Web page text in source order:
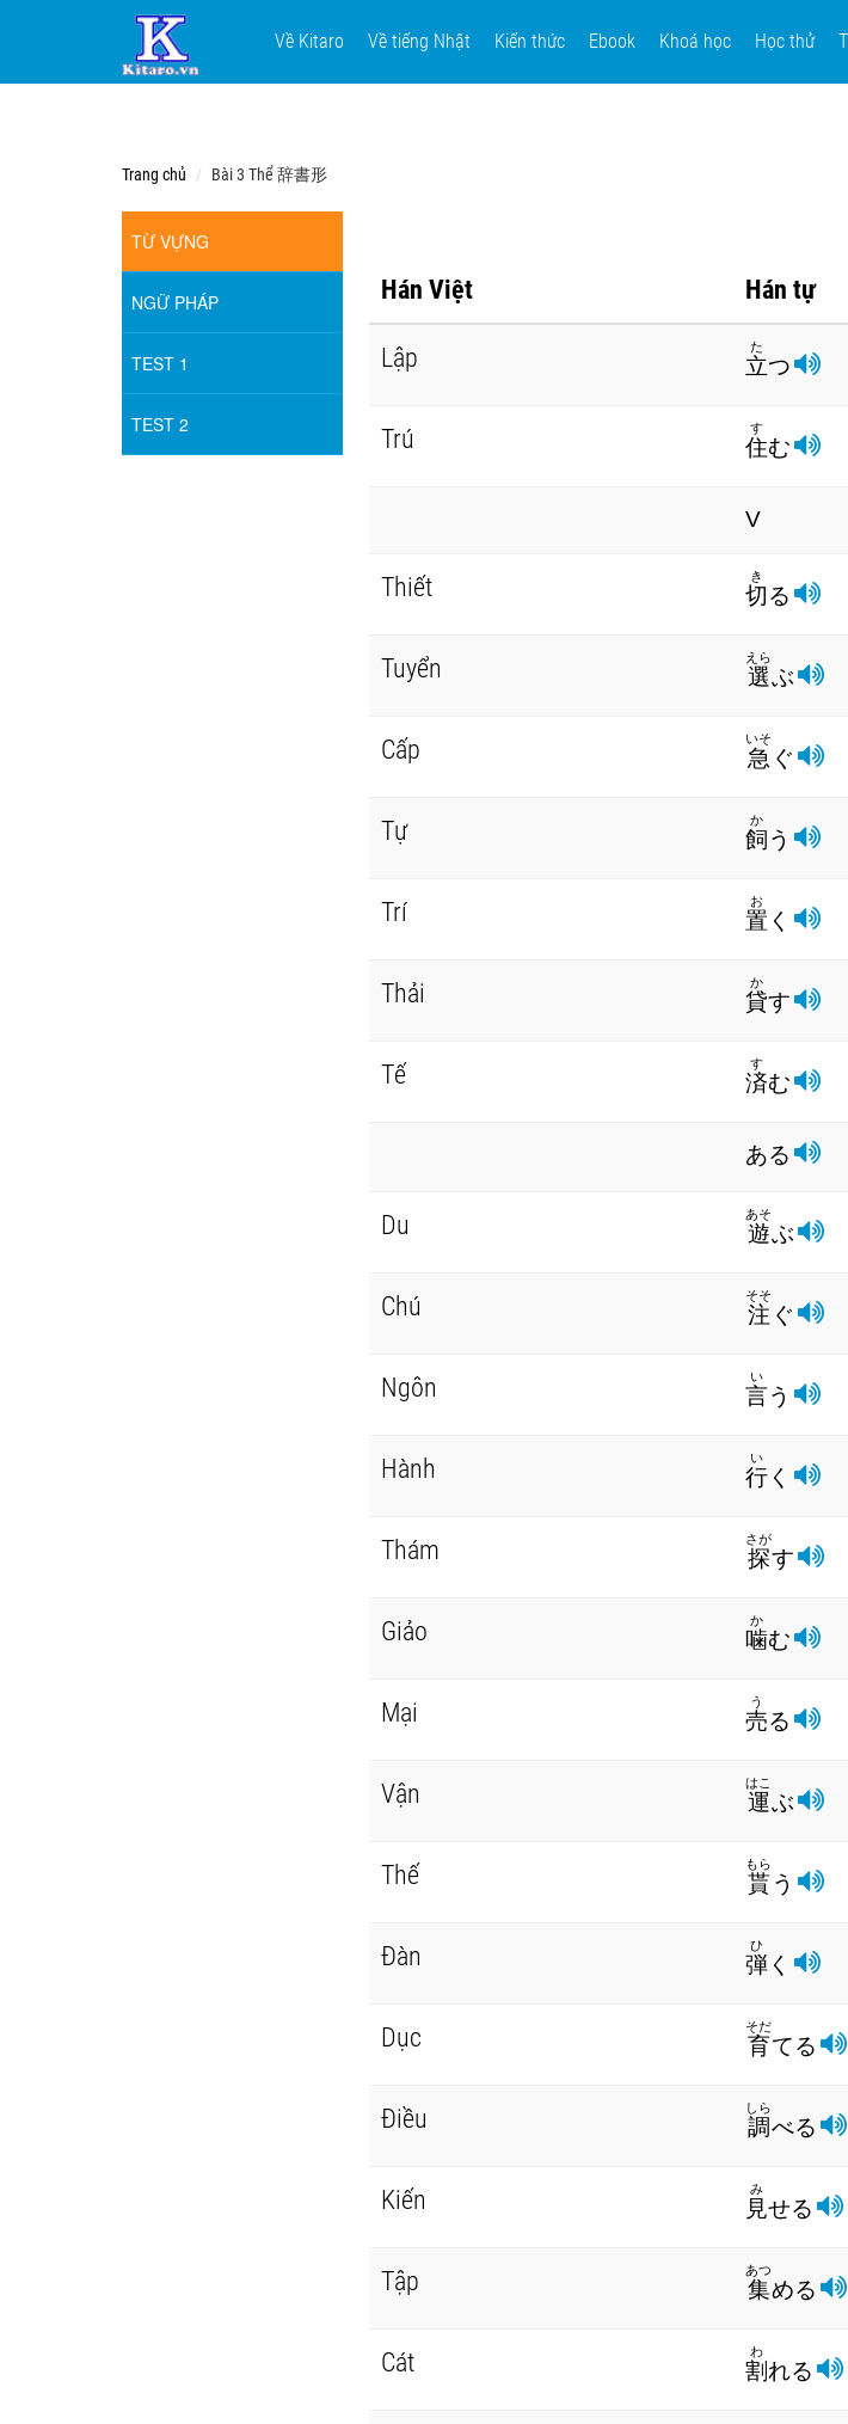
Về Kitaro Về tiếng Nhật Kiến thức Ebook Khoá học Học thử
Trang chủ Bài 3 Thể 辞書形
TỪ VỰNG
NGỮ PHÁP
TEST 1
TEST 2
Hán Việt Hán tự
Lập 立
た
つ
Trú 住
す
む
V
Thiết 切
き
る
Tuyển 選
えら
ぶ
Cấp 急
いそ
ぐ
Tự 飼
か
う
Trí 置
お
く
Thải 貸
か
す
Tế 済
す
む
ある
Du 遊
あそ
ぶ
Chú 注
そそ
ぐ
Ngôn 言
い
う
Hành 行
い
く
Thám 探
さが
す
Giảo 噛
か
む
Mại 売
う
る
Vận 運
はこ
ぶ
Thế 貰
もら
う
Đàn 弾
ひ
く
Dục 育
そだ
てる
Điều 調
しら
べる
Kiến 見
み
せる
Tập 集
あつ
める
Cát 割
わ
れる